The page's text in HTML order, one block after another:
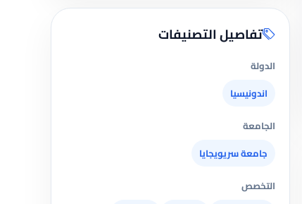
تفاصيل التصنيفات
الدولة
اندونيسيا
الجامعة
جامعة سريويجايا
التخصص